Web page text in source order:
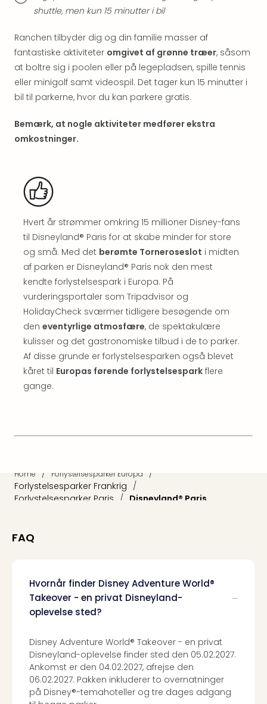
shuttle, men kun 15 minutter i bil
Ranchen tilbyder dig og din familie masser af
fantastiske aktiviteter omgivet af grønne træer, såsom
at boltre sig i poolen eller på legepladsen, spille tennis
eller minigolf samt videospil. Det tager kun 15 minutter i
bil til parkerne, hvor du kan parkere gratis.
Bemærk, at nogle aktiviteter medfører ekstra
omkostninger.
Hvert år strømmer omkring 15 millioner Disney-fans
til Disneyland® Paris for at skabe minder for store
og små. Med det berømte Torneroseslot i midten
af parken er Disneyland® Paris nok den mest
kendte forlystelsespark i Europa. På
vurderingsportaler som Tripadvisor og
HolidayCheck sværmer tidligere besøgende om
den eventyrlige atmosfære, de spektakulære
kulisser og det gastronomiske tilbud i de to parker.
Af disse grunde er forlystelsesparken også blevet
kåret til Europas førende forlystelsespark flere
gange.
Home / Forlystelsesparker Europa
/
Forlystelsesparker Frankrig /
Forlystelsesparker Paris / Disneyland® Paris
FAQ
Hvornår finder Disney Adventure World®
Takeover - en privat Disneyland-
oplevelse sted?
Disney Adventure World® Takeover - en privat
Disneyland-oplevelse finder sted den 05.02.2027.
Ankomst er den 04.02.2027, afrejse den
06.02.2027. Pakken inkluderer to overnatninger
på Disney®-temahoteller og tre dages adgang